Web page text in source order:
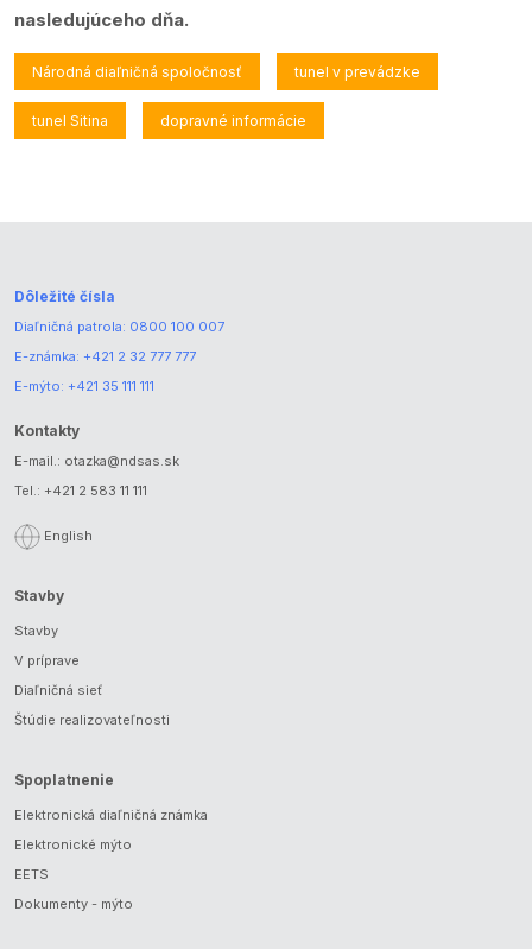
nasledujúceho dňa.
Národná diaľničná spoločnosť tunel v prevádzke
tunel Sitina dopravné informácie
Dôležité čísla
Diaľničná patrola: 0800 100 007
E-známka: +421 2 32 777 777
E-mýto: +421 35 111 111
Kontakty
E-mail.: otazka@ndsas.sk
Tel.: +421 2 583 11 111
English
Stavby
Stavby
V príprave
Diaľničná sieť
Štúdie realizovateľnosti
Spoplatnenie
Elektronická diaľničná známka
Elektronické mýto
EETS
Dokumenty - mýto